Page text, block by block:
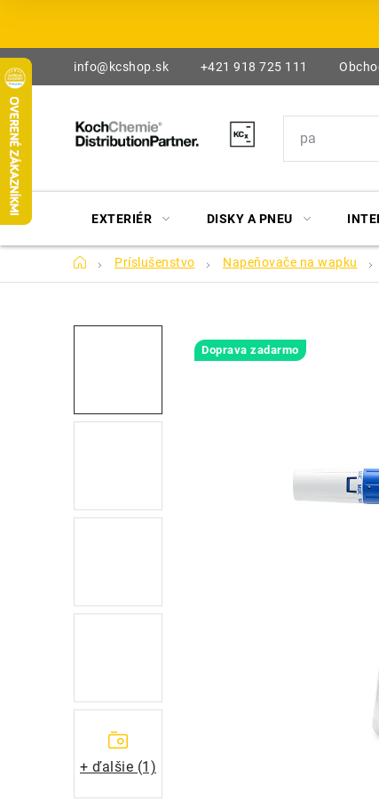
obsah
info@kcshop.sk +421 918 725 111
EXTERIÉR DISKY A PNEU
DomovPríslušenstvo Napeňovače na wapku
+ ďalšie (1)
Doprava zadarmo